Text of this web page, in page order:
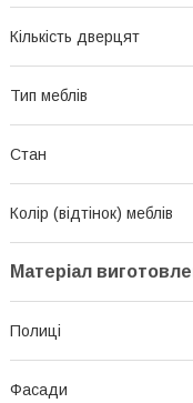
Кількість дверцят
Тип меблів
Стан
Колір (відтінок) меблів
Матеріал
Полиці
Фасади